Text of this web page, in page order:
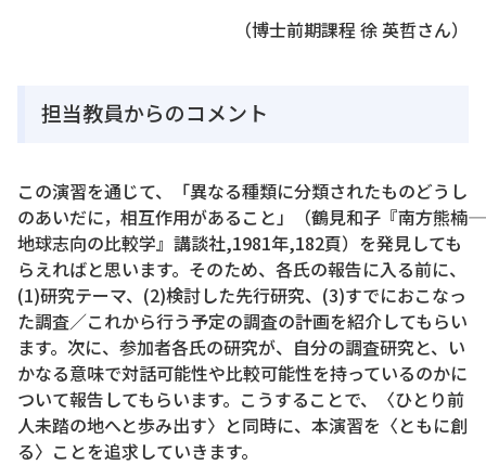
（博士前期課程 徐 英哲さん）
担当教員からのコメント
この演習を通じて、「異なる種類に分類されたものどうし
のあいだに，相互作用があること」（鶴見和子『南方熊楠――
地球志向の比較学』講談社,1981年,182頁）を発見しても
らえればと思います。そのため、各氏の報告に入る前に、
(1)研究テーマ、(2)検討した先行研究、(3)すでにおこなっ
た調査／これから行う予定の調査の計画を紹介してもらい
ます。次に、参加者各氏の研究が、自分の調査研究と、い
かなる意味で対話可能性や比較可能性を持っているのかに
ついて報告してもらいます。こうすることで、〈ひとり前
人未踏の地へと歩み出す〉と同時に、本演習を〈ともに創
る〉ことを追求していきます。